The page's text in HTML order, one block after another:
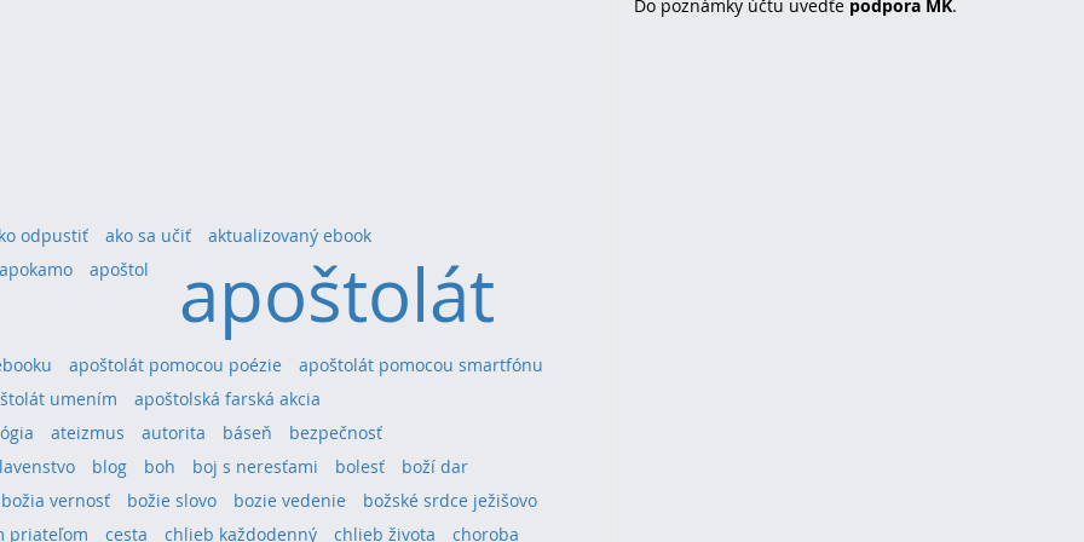
odpustiť ako sa učiť
aktualizovaný ebook
apokamo
apoštol apoštolát
apoštolát pomocou poézie
apoštolát pomocou smartfónu
umením
apoštolská farská akcia
ateizmus autorita báseň
bezpečnosť
blog boh boj s neresťami bolesť
boží dar
božia vernosť
božie slovo bozie vedenie
božské srdce ježišovo
priateľom
cesta chlieb každodenný chlieb života choroba
Do poznámky účtu uvedťe podpora MK.